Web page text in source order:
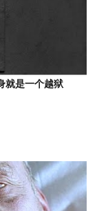
就是一个越狱